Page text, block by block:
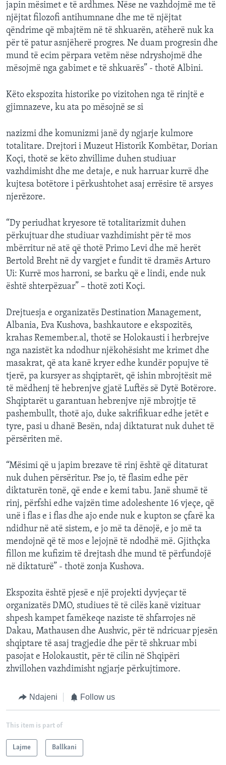
japin mësimet e të ardhmes. Nëse ne vazhdojmë me të
njëjtat filozofi antihumnane dhe me të njëjtat
qëndrime që mbajtëm në të shkuarën, atëherë nuk ka
për të patur asnjëherë progres. Ne duam progresin dhe
mund të ecim përpara vetëm nëse ndryshojmë dhe
mësojmë nga gabimet e të shkuarës” - thotë Albini.
Këto ekspozita historike po vizitohen nga të rinjtë e
gjimnazeve, ku ata po mësojnë se si
nazizmi dhe komunizmi janë dy ngjarje kulmore
totalitare. Drejtori i Muzeut Historik Kombëtar, Dorian
Koçi, thotë se këto zhvillime duhen studiuar
vazhdimisht dhe me detaje, e nuk harruar kurrë dhe
kujtesa botëtore i përkushtohet asaj errësire të arsyes
njerëzore.
“Dy periudhat kryesore të totalitarizmit duhen
përkujtuar dhe studiuar vazhdimisht për të mos
mbërritur në atë që thotë Primo Levi dhe më herët
Bertold Breht në dy vargjet e fundit të dramës Arturo
Ui: Kurrë mos harroni, se barku që e lindi, ende nuk
është shterpëzuar” – thotë zoti Koçi.
Drejtuesja e organizatës Destination Management,
Albania, Eva Kushova, bashkautore e ekspozitës,
krahas Remember.al, thotë se Holokausti i herbrejve
nga nazistët ka ndodhur njëkohësisht me krimet dhe
masakrat, që ata kanë kryer edhe kundër popujve të
tjerë, pa kursyer as shqiptarët, që ishin mbrojtësit më
të mëdhenj të hebrenjve gjatë Luftës së Dytë Botërore.
Shqiptarët u garantuan hebrenjve një mbrojtje të
pashembullt, thotë ajo, duke sakrifikuar edhe jetët e
tyre, pasi u dhanë Besën, ndaj diktaturat nuk duhet të
përsëriten më.
“Mësimi që u japim brezave të rinj është që ditaturat
nuk duhen përsëritur. Pse jo, të flasim edhe për
diktaturën tonë, që ende e kemi tabu. Janë shumë të
rinj, përfshi edhe vajzën time adoleshente 16 vjeçe, që
unë i flas e i flas dhe ajo ende nuk e kupton se çfarë ka
ndidhur në atë sistem, e jo më ta dënojë, e jo më ta
mendojnë që të mos e lejojnë të ndodhë më. Gjithçka
fillon me kufizim të drejtash dhe mund të përfundojë
në diktaturë” - thotë zonja Kushova.
Ekspozita është pjesë e një projekti dyvjeçar të
organizatës DMO, studiues të të cilës kanë vizituar
shpesh kampet famëkeqe naziste të shfarrojes në
Dakau, Mathausen dhe Aushvic, për të ndricuar pjesën
shqiptare të asaj tragjedie dhe për të shkruar mbi
pasojat e Holokaustit, për të cilin në Shqipëri
zhvillohen vazhdimisht ngjarje përkujtimore.
Ndajeni Follow us
This item is part of
Lajme Ballkani